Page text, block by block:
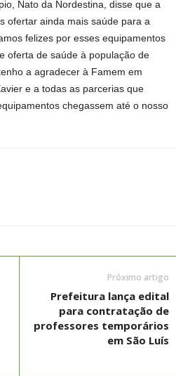
Nato da Nordestina, disse que a
ofertar ainda mais saúde para a
felizes por esses equipamentos
oferta de saúde à população de
a agradecer à Famem em
e a todas as parcerias que
chegassem até o nosso
Próximo artigo
Prefeitura lança edital
para contratação de
professores temporários
em São Luís